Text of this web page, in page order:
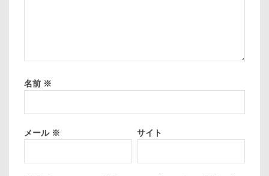
名前 ※
メール ※ サイト